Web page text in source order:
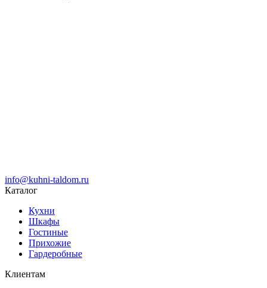
info@kuhni-taldom.ru
Каталог
Кухни
Шкафы
Гостиные
Прихожие
Гардеробные
Клиентам